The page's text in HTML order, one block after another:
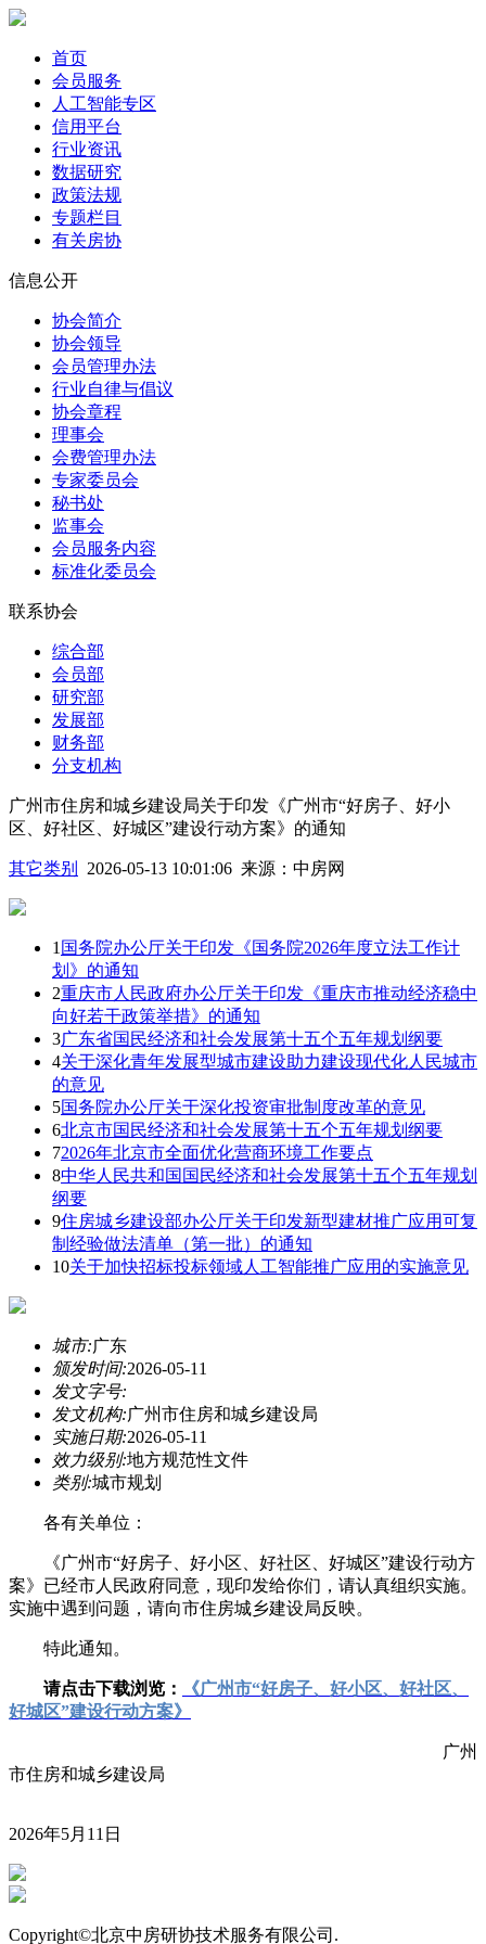
首页
会员服务
人工智能专区
信用平台
行业资讯
数据研究
政策法规
专题栏目
有关房协
信息公开
协会简介
协会领导
会员管理办法
行业自律与倡议
协会章程
理事会
会费管理办法
专家委员会
秘书处
监事会
会员服务内容
标准化委员会
联系协会
综合部
会员部
研究部
发展部
财务部
分支机构
广州市住房和城乡建设局关于印发《广州市“好房子、好小
区、好社区、好城区”建设行动方案》的通知
其它类别 2026-05-13 10:01:06 来源： 中房网
1 国务院办公厅关于印发《国务院2026年度立法工作计
划》的通知
2重庆市人民政府办公厅关于印发《重庆市推动经济稳中
向好若干政策举措》的通知
3广东省国民经济和社会发展第十五个五年规划纲要
4关于深化青年发展型城市建设助力建设现代化人民城市
的意见
5国务院办公厅关于深化投资审批制度改革的意见
6北京市国民经济和社会发展第十五个五年规划纲要
72026年北京市全面优化营商环境工作要点
8中华人民共和国国民经济和社会发展第十五个五年规划
纲要
9住房城乡建设部办公厅关于印发新型建材推广应用可复
制经验做法清单（第一批）的通知
10关于加快招标投标领域人工智能推广应用的实施意见
城市:广东
颁发时间:2026-05-11
发文字号:
发文机构:广州市住房和城乡建设局
实施日期:2026-05-11
效力级别:地方规范性文件
类别:城市规划
各有关单位：
《广州市“好房子、好小区、好社区、好城区”建设行动方
案》已经市人民政府同意，现印发给你们，请认真组织实施。
实施中遇到问题，请向市住房城乡建设局反映。
特此通知。
请点击下载浏览：
《广州市“好房子、好小区、好社区、
好城区”建设行动方案》
广州
市住房和城乡建设局
2026年5月11日
Copyright©北京中房研协技术服务有限公司.